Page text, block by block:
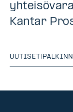
Kantar
UUTISET |